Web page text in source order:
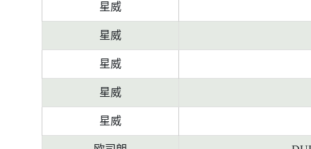
星威
星威
星威
星威
星威